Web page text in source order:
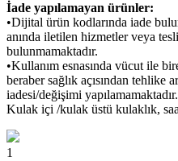
İade yapılamayan ürünler:
•Dijital ürün kodlarında iade
anında iletilen hizmetler veya
bulunmamaktadır.
•Kullanım esnasında vücut ile
beraber sağlık açısından tehlike
iadesi/değişimi
Kulak içi /kulak üstü kulaklık,
1